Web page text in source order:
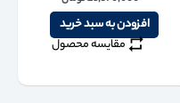
افزودن به سبد خرید
مقایسه محصول